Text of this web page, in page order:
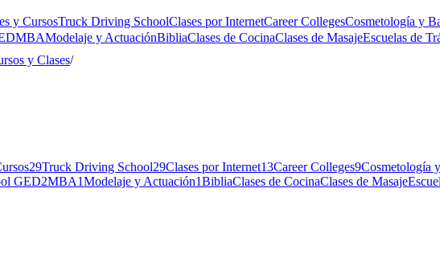
y CursosTruck Driving SchoolClases por InternetCareer CollegesCosmetología y
MBAModelaje y ActuaciónBibliaClases de CocinaClases de MasajeEscuelas de
y Clases/
29Truck Driving School29Clases por Internet13Career Colleges9Cosmetología
GED2MBA1Modelaje y Actuación1BibliaClases de CocinaClases de Masaje